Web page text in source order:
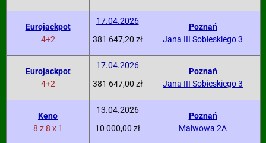
Eurojackpot
4+2
17.04.2026
381 647,20 zł
Poznań
Jana III Sobieskiego 3
Eurojackpot
4+2
17.04.2026
381 647,00 zł
Poznań
Jana III Sobieskiego 3
Keno
8 z 8 x 1
13.04.2026
10 000,00 zł
Poznań
Malwowa 2A